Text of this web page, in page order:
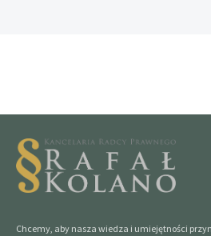
Chcemy, aby nasza wiedza i umiejętności